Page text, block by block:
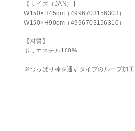
【サイズ（JAN）】
W150×H45cm（4996703156303）
W150×H90cm（4996703156310）
【材質】
ポリエステル100%
※つっぱり棒を通すタイプのループ加工